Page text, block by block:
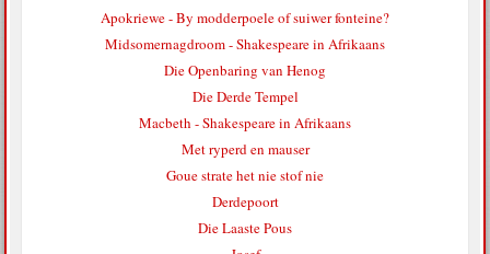
Apokriewe - By modderpoele of suiwer fonteine?
Midsomernagdroom - Shakespeare in Afrikaans
Die Openbaring van Henog
Die Derde Tempel
Macbeth - Shakespeare in Afrikaans
Met ryperd en mauser
Goue strate het nie stof nie
Derdepoort
Die Laaste Pous